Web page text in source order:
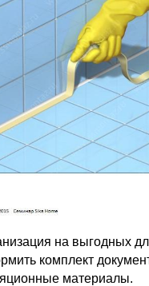
на выгодных
комплект
материалы.